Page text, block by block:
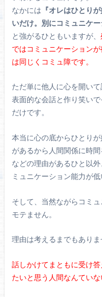
なかには 『オレはひとり
いだけ。別にコミュニケ
と強がるひともいますが、
ではコミュニケーション
は同じくコミュ障です。
ただ単に他人に心を開い
表面的な会話と作り笑い
だけです。
本当に心の底からひとり
があるから人間関係に時
などの理由があるひと以
ミュニケーション能力が低
そして、当然ながらコミ
モテません。
理由は考えるまでもありま
話しかけてまともに受け
たいと思う人間なんていな